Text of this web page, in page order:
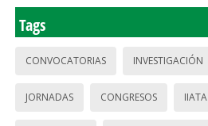
Tags
CONVOCATORIAS INVESTIGACIÓN
JORNADAS CONGRESOS IIATA